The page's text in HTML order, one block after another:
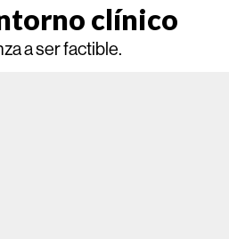
clínico
a ser factible.